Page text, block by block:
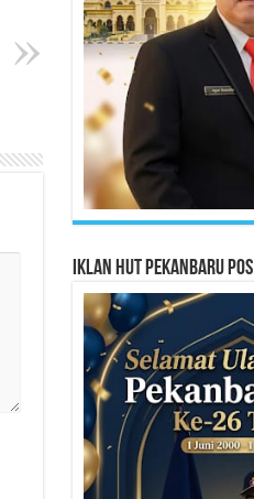
Iklan HUT Pekanbaru Pos